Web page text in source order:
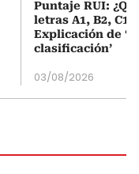
Puntaje RUI:
letras A1, B2, C1
Explicación de
clasificación’
03/08/2026